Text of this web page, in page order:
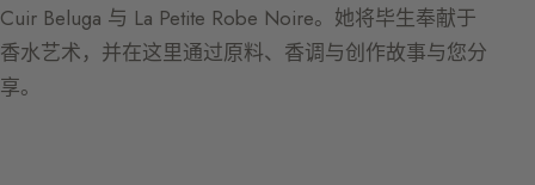
Cuir Beluga 与 La Petite Robe Noire。她将毕生奉献于
香水艺术，并在这里通过原料、香调与创作故事与您分
享。